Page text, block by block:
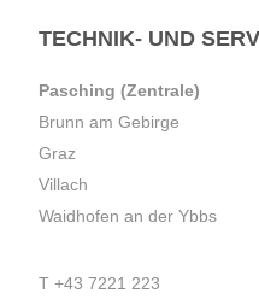
TECHNIK- UND
Pasching (Zentrale)
Brunn am Gebirge
Graz
Villach
Waidhofen an der Ybbs
T +43 7221 223